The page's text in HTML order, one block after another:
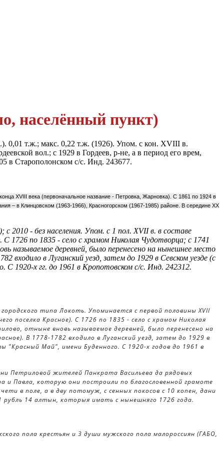
населённый пункт)
0,01 т.ж.; макс. 0,22 т.ж. (1926). Упом. с кон. XVIII в.
вол.; с 1929 в Гордеев, р-не, а в период его врем,
в Старополонском с/с. Инд. 243677.
XVIII века (первоначальное название - Петровка, Жарновка). С 1861 по 1924 в
– в Клинцовском (1963-1966), Красногорском (1967-1985) районе. В середине ХХ
- без населе­ния. Упом. с 1 пол. XVII в. в составе
С 1726 по 1835 - село с храмом Николая Чудотворца; с 1741
называемое деревней, было перенесено на нынешнее место
входило в Луганский уезд, затем до 1929 в Севском уезде (с
С 1920-х гг. до 1961 в Кропотовском с/с. Инд. 242312.
типа Локоть. Упоминается с первой половины XVII
поселка Красное). С 1726 по 1835 - село с храмом Николая
отныне вновь называемое деревней, было перенесено на
В 1778-1782 входило в Луганский уезд, затем до 1929 в
"Красный Май", имени Буденного. С 1920-х годов до 1961 в
Петриловой жителей Панкрата Васильева да рядовых
и Павла, которую они построили по благословенной грамоте
в поле, а в дву потомуж, с сенных покосов с 10 копен, дани
рубль 14 алтын, которыя имать с нынешняго 1726 года.
пола крестьян и 3 души мужского пола малороссиян (ГАБО,